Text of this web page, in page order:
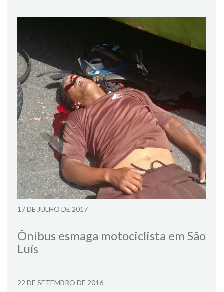
17 DE JULHO DE 2017
Ônibus esmaga motociclista em São
Luís
22 DE SETEMBRO DE 2016